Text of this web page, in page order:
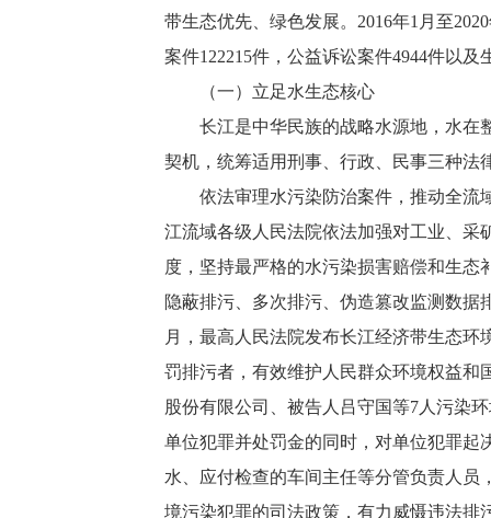
带生态优先、绿色发展。2016年1月至
案件122215件，公益诉讼案件4944件以
（一）立足水生态核心
长江是中华民族的战略水源地，水在整
契机，统筹适用刑事、行政、民事三种法
依法审理水污染防治案件，推动全流域
江流域各级人民法院依法加强对工业、采
度，坚持最严格的水污染损害赔偿和生
隐蔽排污、多次排污、伪造篡改监测数据
月，最高人民法院发布长江经济带生态
罚排污者，有效维护人民群众环境权益和
股份有限公司、被告人吕守国等7人污染
单位犯罪并处罚金的同时，对单位犯罪起
水、应付检查的车间主任等分管负责人
境污染犯罪的司法政策，有力威慑违法排